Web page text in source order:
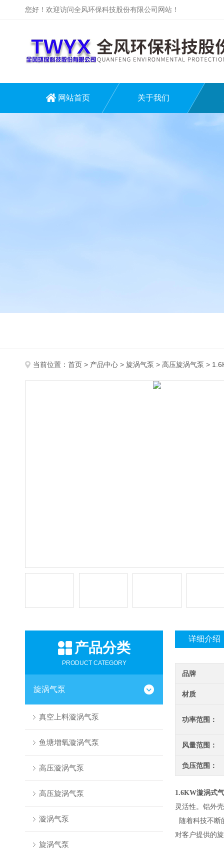
您好！欢迎访问全风环保科技股份有限公司网站！
网站首页 关于我们
当前位置： 首页 > 产品中心 > 旋涡气泵 > 高压旋涡气泵 >
产品分类
PRODUCT CATEGORY
旋涡气泵
真空上料漩涡气泵
鱼塘增氧漩涡气泵
高压漩涡气泵
高压旋涡气泵
漩涡气泵
旋涡气泵
详细介绍
品牌
材质
功率范围：
风量范围：
负压范围：
1.6KW漩涡式
灵活性。铝外
随着科技不断
对客户提供的